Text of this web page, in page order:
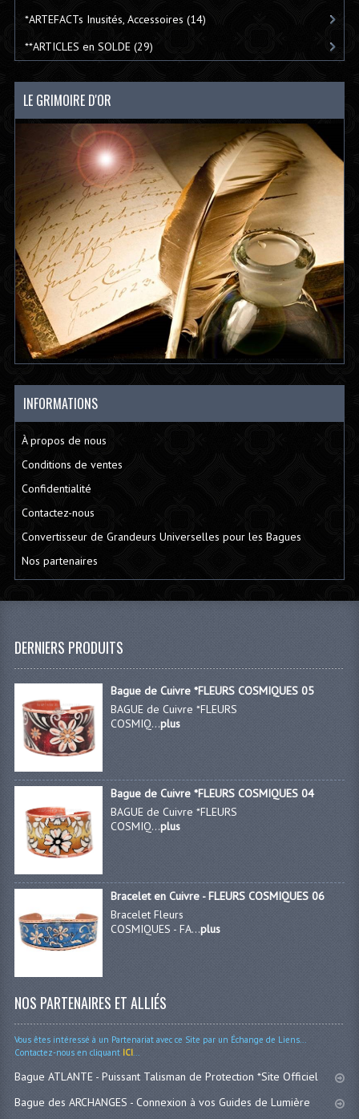
*ARTEFACTs Inusités, Accessoires (14)
**ARTICLES en SOLDE(29)
LE GRIMOIRE D'OR
INFORMATIONS
À propos de nous
Conditions de ventes
Confidentialité
Contactez-nous
Convertisseur de Grandeurs Universelles pour les Bagues
Nos partenaires
DERNIERS PRODUITS
Bague de Cuivre *FLEURS COSMIQUES 05
BAGUE de Cuivre *FLEURS
COSMIQ...plus
Bague de Cuivre *FLEURS COSMIQUES 04
BAGUE de Cuivre *FLEURS
COSMIQ...plus
Bracelet en Cuivre - FLEURS COSMIQUES 06
Bracelet Fleurs
COSMIQUES - FA...plus
NOS PARTENAIRES ET ALLIÉS
Vous êtes intéressé à un Partenariat avec ce Site par un Échange de Liens...
Contactez-nous en cliquantICI...
Bague ATLANTE - Puissant Talisman de Protection *Site Officiel
Bague des ARCHANGES - Connexion à vos Guides de Lumière